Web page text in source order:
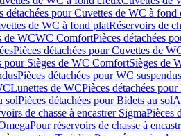
détachées pour Cuvettes de WC à
de WC à fond platRéservoirs de
de WCWC ComfortPièces détachées
Pièces détachées pour Cuvettes de
pour Sièges de WC ComfortSièges de
Pièces détachées pour WC suspendus
Lunettes de WCPièces détachées
solPièces détachées pour Bidets au sol
de chasse à encastrer SigmaPièces
Pour réservoirs de chasse à